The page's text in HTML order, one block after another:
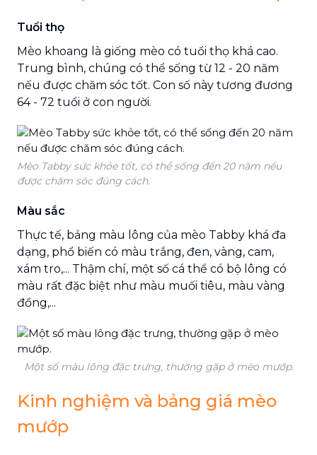
Tuổi thọ
Mèo khoang là giống mèo có tuổi thọ khá cao.
Trung bình, chúng có thể sống từ 12 - 20 năm
nếu được chăm sóc tốt. Con số này tương đương
64 - 72 tuổi ở con người.
Mèo Tabby sức khỏe tốt, có thể sống đến 20 năm nếu
được chăm sóc đúng cách.
Màu sắc
Thực tế, bảng màu lông của mèo Tabby khá đa
dạng, phổ biến có màu trắng, đen, vàng, cam,
xám tro,... Thậm chí, một số cá thể có bộ lông có
màu rất đặc biệt như màu muối tiêu, màu vàng
đồng,...
Một số màu lông đặc trưng, thường gặp ở mèo mướp.
Kinh nghiệm và bảng giá mèo
mướp